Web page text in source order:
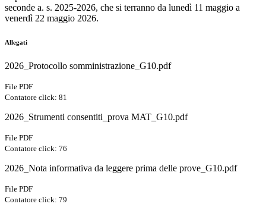
seconde a. s. 2025-2026, che si terranno da lunedì 11 maggio a
venerdì 22 maggio 2026.
Allegati
2026_Protocollo somministrazione_G10.pdf
File PDF
Contatore click: 81
2026_Strumenti consentiti_prova MAT_G10.pdf
File PDF
Contatore click: 76
2026_Nota informativa da leggere prima delle prove_G10.pdf
File PDF
Contatore click: 79